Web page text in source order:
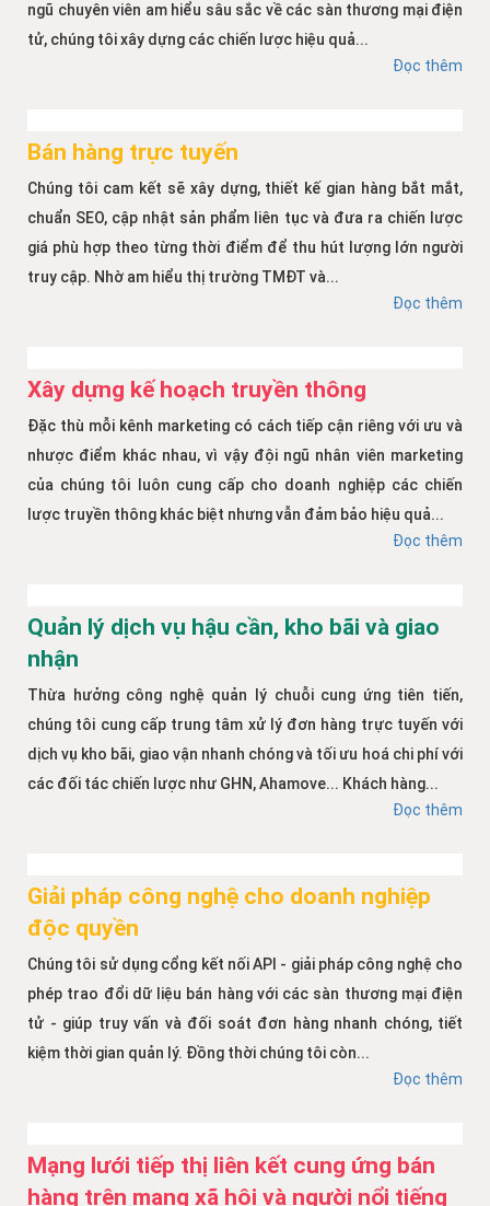
ngũ chuyên viên am hiểu sâu sắc về các sàn thương mại điện
tử, chúng tôi xây dựng các chiến lược hiệu quả...
Đọc thêm
Bán hàng trực tuyến
Chúng tôi cam kết sẽ xây dựng, thiết kế gian hàng bắt mắt,
chuẩn SEO, cập nhật sản phẩm liên tục và đưa ra chiến lược
giá phù hợp theo từng thời điểm để thu hút lượng lớn người
truy cập. Nhờ am hiểu thị trường TMĐT và...
Đọc thêm
Xây dựng kế hoạch truyền thông
Đặc thù mỗi kênh marketing có cách tiếp cận riêng với ưu và
nhược điểm khác nhau, vì vậy đội ngũ nhân viên marketing
của chúng tôi luôn cung cấp cho doanh nghiệp các chiến
lược truyền thông khác biệt nhưng vẫn đảm bảo hiệu quả...
Đọc thêm
Quản lý dịch vụ hậu cần, kho bãi và giao
nhận
Thừa hưởng công nghệ quản lý chuỗi cung ứng tiên tiến,
chúng tôi cung cấp trung tâm xử lý đơn hàng trực tuyến với
dịch vụ kho bãi, giao vận nhanh chóng và tối ưu hoá chi phí với
các đối tác chiến lược như GHN, Ahamove... Khách hàng...
Đọc thêm
Giải pháp công nghệ cho doanh nghiệp
độc quyền
Chúng tôi sử dụng cổng kết nối API - giải pháp công nghệ cho
phép trao đổi dữ liệu bán hàng với các sàn thương mại điện
tử - giúp truy vấn và đối soát đơn hàng nhanh chóng, tiết
kiệm thời gian quản lý. Đồng thời chúng tôi còn...
Đọc thêm
Mạng lưới tiếp thị liên kết cung ứng bán
hàng trên mạng xã hội và người nổi tiếng